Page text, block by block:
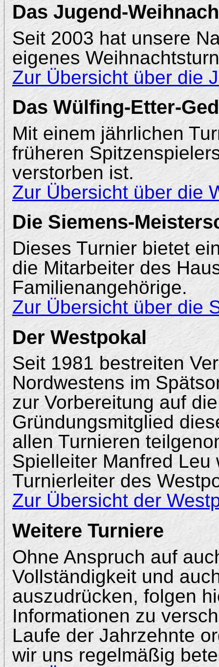
Das Jugend-
Seit 2003 hat unsere
eigenes
Zur Übersicht über die
Das Wülfing-Etter-
Mit einem jährlichen
früheren
verstorben ist.
Zur Übersicht über die
Die Siemens-
Dieses Turnier bietet
die Mitarbeiter des
Familienangehörige.
Zur Übersicht über die
Der Westpokal
Seit 1981 bestreiten
Nordwestens im
zur Vorbereitung auf
Gründungsmitglied
allen Turnieren
Spielleiter Manfred
Turnierleiter des
Zur Übersicht der
Weitere Turniere
Ohne Anspruch auf
Vollständigkeit und
auszudrücken, folgen
Informationen zu
Laufe der Jahrzehnte
wir uns regelmäßig